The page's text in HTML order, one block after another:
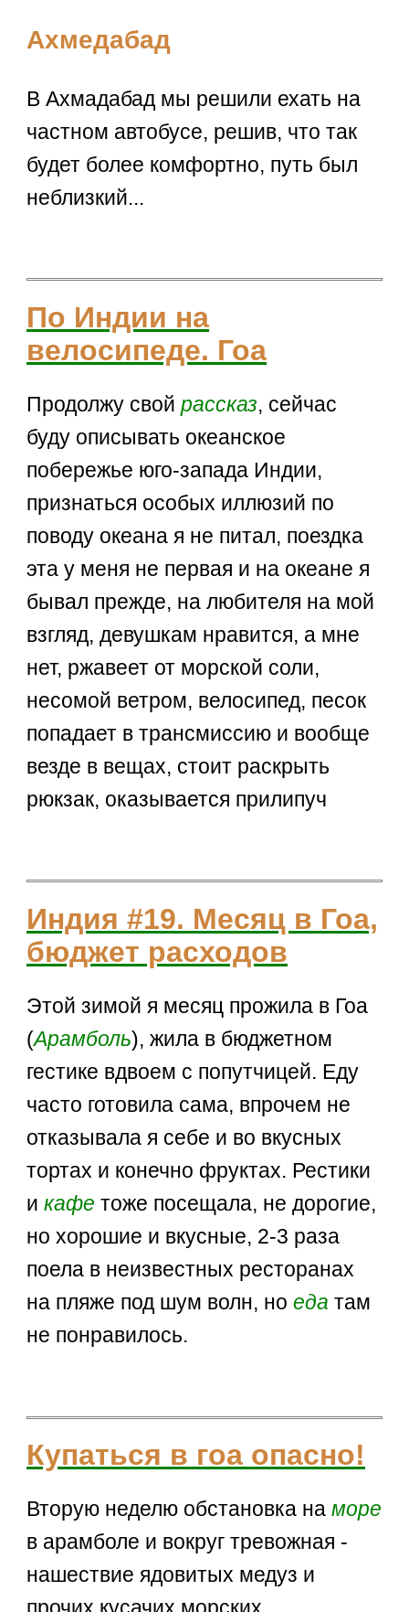
Ахмедабад
В Ахмадабад мы решили ехать на
частном автобусе, решив, что так
будет более комфортно, путь был
неблизкий...
По Индии на
велосипеде. Гоа
Продолжу свойрассказ, сейчас
буду описывать океанское
побережье юго-запада Индии,
признаться особых иллюзий по
поводу океана я не питал, поездка
эта у меня не первая и на океане я
бывал прежде, на любителя на мой
взгляд, девушкам нравится, а мне
нет, ржавеет от морской соли,
несомой ветром, велосипед, песок
попадает в трансмиссию и вообще
везде в вещах, стоит раскрыть
рюкзак, оказывается прилипуч
Индия #19. Месяц в Гоа,
бюджет расходов
Этой зимой я месяц прожила в Гоа
(Арамболь), жила в бюджетном
гестике вдвоем с попутчицей. Еду
часто готовила сама, впрочем не
отказывала я себе и во вкусных
тортах и конечно фруктах. Рестики
икафе тоже посещала, не дорогие,
но хорошие и вкусные, 2-3 раза
поела в неизвестных ресторанах
на пляже под шум волн, ноеда там
не понравилось.
Купаться в гоа опасно!
Вторую неделю обстановка наморе
в арамболе и вокруг тревожная -
нашествие ядовитых медуз и